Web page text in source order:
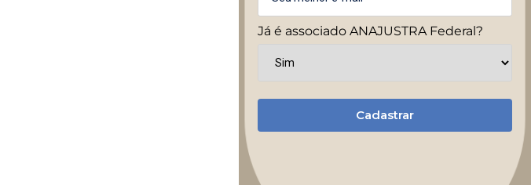
Já é associado ANAJUSTRA Federal?
Cadastrar